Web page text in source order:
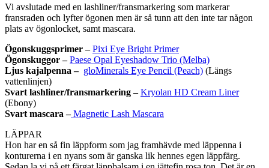
Vi avslutade med en lashliner/fransmarkering som markerar
fransraden och lyfter ögonen men är så tunn att den inte tar någon
plats av ögonlocket, samt mascara.
Ögonskuggsprimer – Pixi Eye Bright Primer
Ögonskuggor – Paese Opal Eyeshadow Trio (Melba)
Ljus kajalpenna – gloMinerals Eye Pencil (Peach) (Längs
vattenlinjen)
Svart lashliner/fransmarkering – Kryolan HD Cream Liner
(Ebony)
Svart mascara –Magnetic Lash Mascara
LÄPPAR
Hon har en så fin läppform som jag framhävde med läppenna i
konturerna i en nyans som är ganska lik hennes egen läppfärg.